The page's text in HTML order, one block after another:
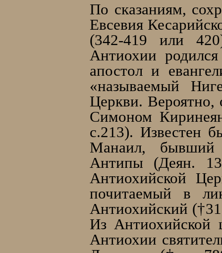
По сказаниям,
Евсевия
(342-419 или
Антиохии
апостол и
«называемый
Церкви.
Симоном
с.213). Известен
Манаил, бывший
Антипы (Деян.
Антиохийской
почитаемый в
Антиохийский
Из Антиохийской
Антиохии